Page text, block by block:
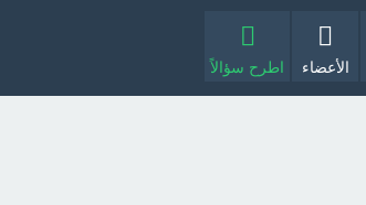
الأعضاء اطرح سؤالاً